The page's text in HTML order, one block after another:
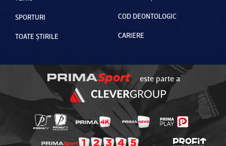
SPORTURI
TOATE ȘTIRILE
COD DEONTOLOGIC
CARIERE
este parte a